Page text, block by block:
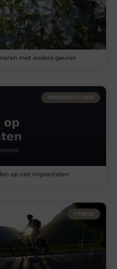
met andere geuren
TANDHEELKUNDE
op vier implantaten
FITNESS